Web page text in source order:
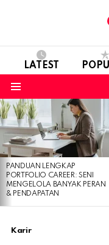
LATEST
LATEST
STORIES
PANDUAN LENGKAP
PORTFOLIO CAREER: SENI
MENGELOLA BANYAK PERAN
& PENDAPATAN
Karir